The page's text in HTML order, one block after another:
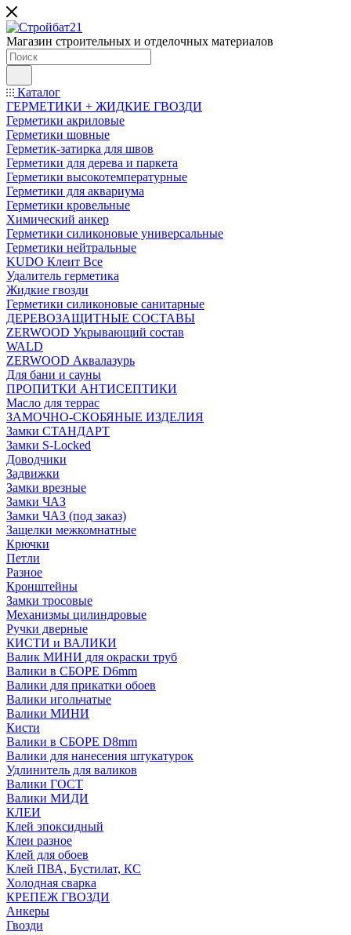
Магазин строительных и отделочных материалов
Каталог
ГЕРМЕТИКИ + ЖИДКИЕ ГВОЗДИ
Герметики акриловые
Герметики шовные
Герметик-затирка для швов
Герметики для дерева и паркета
Герметики высокотемпературные
Герметики для аквариума
Герметики кровельные
Химический анкер
Герметики силиконовые универсальные
Герметики нейтральные
KUDO Клеит Все
Удалитель герметика
Жидкие гвозди
Герметики силиконовые санитарные
ДЕРЕВОЗАЩИТНЫЕ СОСТАВЫ
ZERWOOD Укрывающий состав
WALD
ZERWOOD Аквалазурь
Для бани и сауны
ПРОПИТКИ АНТИСЕПТИКИ
Масло для террас
ЗАМОЧНО-СКОБЯНЫЕ ИЗДЕЛИЯ
Замки СТАНДАРТ
Замки S-Locked
Доводчики
Задвижки
Замки врезные
Замки ЧАЗ
Замки ЧАЗ (под заказ)
Защелки межкомнатные
Крючки
Петли
Разное
Кронштейны
Замки тросовые
Механизмы цилиндровые
Ручки дверные
КИСТИ и ВАЛИКИ
Валик МИНИ для окраски труб
Валики в СБОРЕ D6mm
Валики для прикатки обоев
Валики игольчатые
Валики МИНИ
Кисти
Валики в СБОРЕ D8mm
Валики для нанесения штукатурок
Удлинитель для валиков
Валики ГОСТ
Валики МИДИ
КЛЕИ
Клей эпоксидный
Клеи разное
Клей для обоев
Клей ПВА, Бустилат, КС
Холодная сварка
КРЕПЕЖ ГВОЗДИ
Анкеры
Гвозди